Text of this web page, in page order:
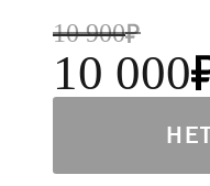
10 900
10 000